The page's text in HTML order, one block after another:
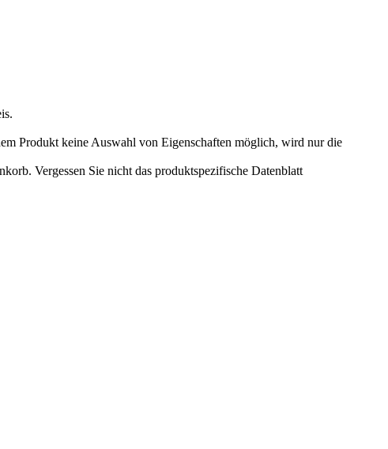
Produkt keine Auswahl von Eigenschaften möglich, wird nur die
Vergessen Sie nicht das produktspezifische Datenblatt